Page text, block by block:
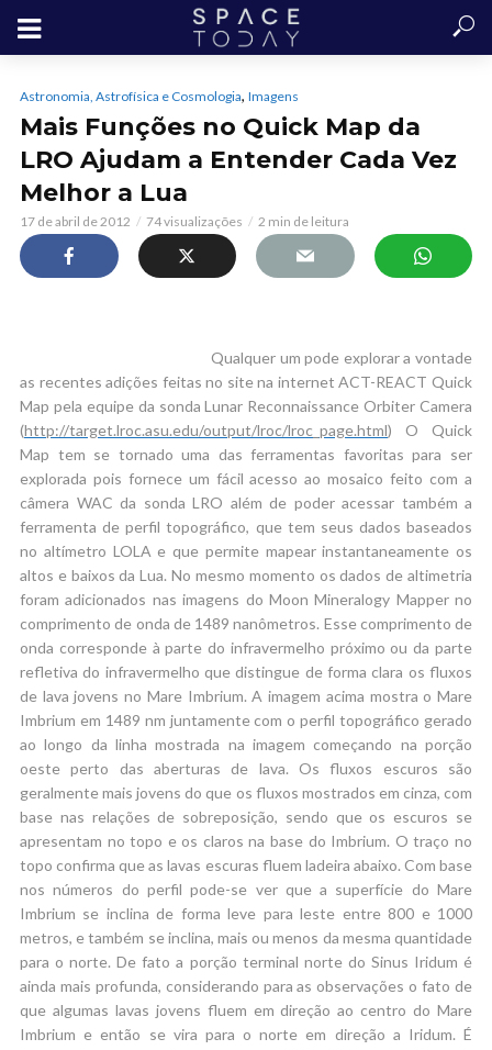
Astronomia, Astrofísica e Cosmologia, Imagens
Mais Funções no Quick Map da
LRO Ajudam a Entender Cada Vez
Melhor a Lua
17 de abril de 2012 74 visualizações 2 min de leitura
Qualquer um pode explorar a vontade
as recentes adições feitas no site na internet ACT-REACT Quick
Map pela equipe da sonda Lunar Reconnaissance Orbiter Camera
(http://target.lroc.asu.edu/output/lroc/lroc_page.html) O Quick
Map tem se tornado uma das ferramentas favoritas para ser
explorada pois fornece um fácil acesso ao mosaico feito com a
câmera WAC da sonda LRO além de poder acessar também a
ferramenta de perfil topográfico, que tem seus dados baseados
no altímetro LOLA e que permite mapear instantaneamente os
altos e baixos da Lua. No mesmo momento os dados de altimetria
foram adicionados nas imagens do Moon Mineralogy Mapper no
comprimento de onda de 1489 nanômetros. Esse comprimento de
onda corresponde à parte do infravermelho próximo ou da parte
refletiva do infravermelho que distingue de forma clara os fluxos
de lava jovens no Mare Imbrium. A imagem acima mostra o Mare
Imbrium em 1489 nm juntamente com o perfil topográfico gerado
ao longo da linha mostrada na imagem começando na porção
oeste perto das aberturas de lava. Os fluxos escuros são
geralmente mais jovens do que os fluxos mostrados em cinza, com
base nas relações de sobreposição, sendo que os escuros se
apresentam no topo e os claros na base do Imbrium. O traço no
topo confirma que as lavas escuras fluem ladeira abaixo. Com base
nos números do perfil pode-se ver que a superfície do Mare
Imbrium se inclina de forma leve para leste entre 800 e 1000
metros, e também se inclina, mais ou menos da mesma quantidade
para o norte. De fato a porção terminal norte do Sinus Iridum é
ainda mais profunda, considerando para as observações o fato de
que algumas lavas jovens fluem em direção ao centro do Mare
Imbrium e então se vira para o norte em direção a Iridum. É